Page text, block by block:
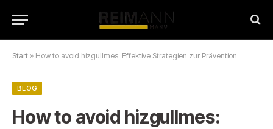
Start » How to avoid hizgullmes: Effektive Strategien zur Prävention
BLOG
How to avoid hizgullmes: